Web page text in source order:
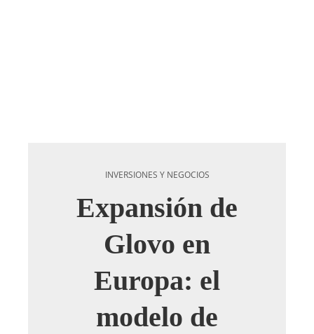
INVERSIONES Y NEGOCIOS
Expansión de
Glovo en
Europa: el
modelo de